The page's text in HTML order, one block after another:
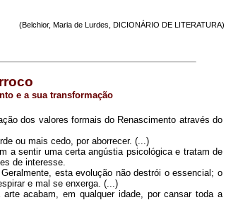
(Belchior, Maria de Lurdes, DICIONÁRIO DE LITERATURA)
e a sua transformação
dos valores formais do Renascimento através do
ou mais cedo, por aborrecer. (...)
a sentir uma certa angústia psicológica e tratam de
de interesse.
esta evolução não destrói o essencial; o
e mal se enxerga. (...)
acabam, em qualquer idade, por cansar toda a